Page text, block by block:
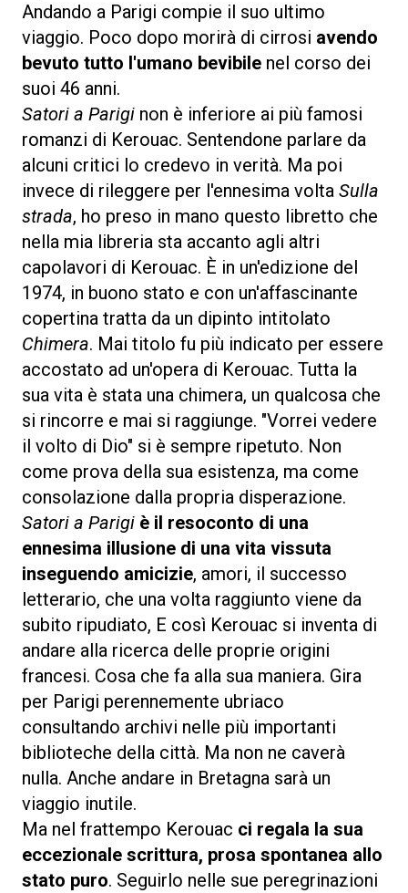
Andando a Parigi compie il suo ultimo
viaggio. Poco dopo morirà di cirrosi avendo
bevuto tutto l'umano bevibile nel corso dei
suoi 46 anni.
Satori a Parigi non è inferiore ai più famosi
romanzi di Kerouac. Sentendone parlare da
alcuni critici lo credevo in verità. Ma poi
invece di rileggere per l'ennesima volta Sulla
strada, ho preso in mano questo libretto che
nella mia libreria sta accanto agli altri
capolavori di Kerouac. È in un'edizione del
1974, in buono stato e con un'affascinante
copertina tratta da un dipinto intitolato
Chimera. Mai titolo fu più indicato per essere
accostato ad un'opera di Kerouac. Tutta la
sua vita è stata una chimera, un qualcosa che
si rincorre e mai si raggiunge. "Vorrei vedere
il volto di Dio" si è sempre ripetuto. Non
come prova della sua esistenza, ma come
consolazione dalla propria disperazione.
Satori a Parigi è il resoconto di una
ennesima illusione di una vita vissuta
inseguendo amicizie, amori, il successo
letterario, che una volta raggiunto viene da
subito ripudiato, E così Kerouac si inventa di
andare alla ricerca delle proprie origini
francesi. Cosa che fa alla sua maniera. Gira
per Parigi perennemente ubriaco
consultando archivi nelle più importanti
biblioteche della città. Ma non ne caverà
nulla. Anche andare in Bretagna sarà un
viaggio inutile.
Ma nel frattempo Kerouac ci regala la sua
eccezionale scrittura, prosa spontanea allo
stato puro. Seguirlo nelle sue peregrinazioni